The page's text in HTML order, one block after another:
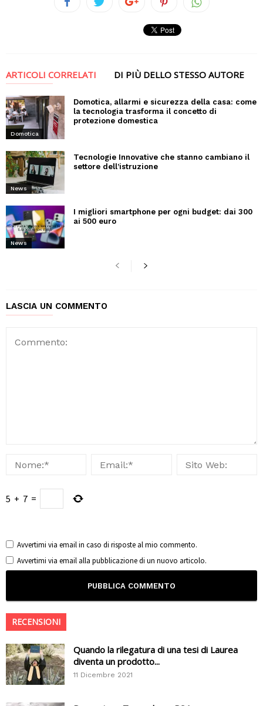
ARTICOLI CORRELATI DI PIÙ DELLO STESSO AUTORE
Domotica
Domotica, allarmi e sicurezza della casa: come
la tecnologia trasforma il concetto di
protezione domestica
News
Tecnologie Innovative che stanno cambiano il
settore dell’istruzione
News
I migliori smartphone per ogni budget: dai 300
ai 500 euro
LASCIA UN COMMENTO
5 + 7 =
Avvertimi via email in caso di risposte al mio commento.
Avvertimi via email alla pubblicazione di un nuovo articolo.
RECENSIONI
Quando la rilegatura di una tesi di Laurea
diventa un prodotto...
11 Dicembre 2021